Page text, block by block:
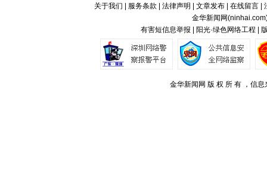
关于我们 服务条款 法律声明 文章发布| 在线留言|
金华新闻网(ninhai.com
有害短信息举报 | 阳光·绿色网络工程 |
金华新闻网 版 权 所 有 ，信